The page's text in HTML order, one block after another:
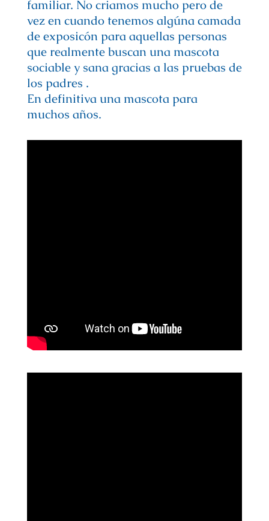
familiar. No criamos mucho pero de
vez en cuando tenemos algúna camada
de exposicón para aquellas personas
que realmente buscan una mascota
sociable y sana gracias a las pruebas de
los padres .
En definitiva una mascota para
muchos años.